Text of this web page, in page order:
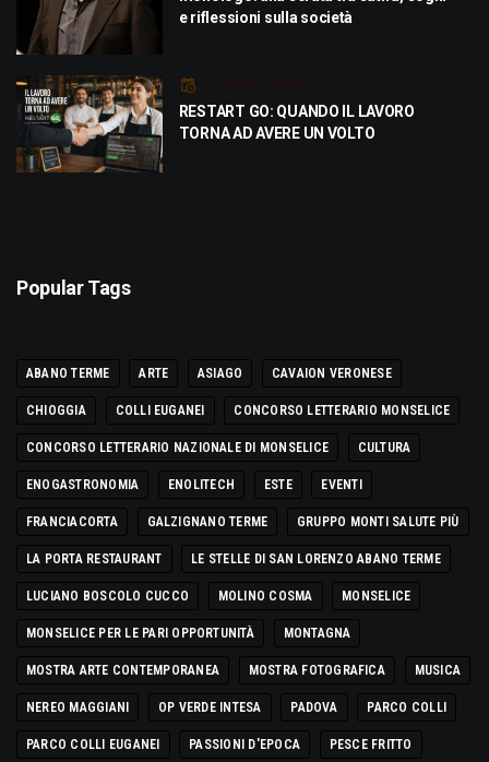
e riflessioni sulla società
Luglio 21, 2026
RESTART GO: QUANDO IL LAVORO
TORNA AD AVERE UN VOLTO
Popular Tags
ABANO TERME ARTE ASIAGO CAVAION VERONESE
CHIOGGIA COLLI EUGANEI CONCORSO LETTERARIO MONSELICE
CONCORSO LETTERARIO NAZIONALE DI MONSELICE CULTURA
ENOGASTRONOMIA ENOLITECH ESTE EVENTI
FRANCIACORTA GALZIGNANO TERME GRUPPO MONTI SALUTE PIÙ
LA PORTA RESTAURANT LE STELLE DI SAN LORENZO ABANO TERME
LUCIANO BOSCOLO CUCCO MOLINO COSMA MONSELICE
MONSELICE PER LE PARI OPPORTUNITÀ MONTAGNA
MOSTRA ARTE CONTEMPORANEA MOSTRA FOTOGRAFICA MUSICA
NEREO MAGGIANI OP VERDE INTESA PADOVA PARCO COLLI
PARCO COLLI EUGANEI PASSIONI D'EPOCA PESCE FRITTO